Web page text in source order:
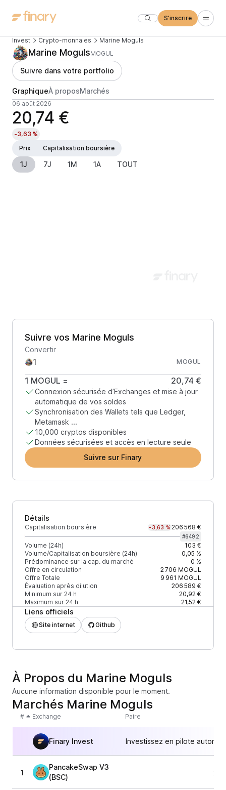
S'inscrire
Invest Crypto-monnaies Marine Moguls
Marine MogulsMOGUL
Suivre dans votre portfolio
GraphiqueÀ proposMarchés
06 août 2026
20,74 €
-3,63 %
Prix
Capitalisation boursière
1J 7J 1M 1A TOUT
Suivre vos Marine Moguls
Convertir
MOGUL
1 MOGUL = 20,74 €
Connexion sécurisée d’Exchanges et mise à jour
automatique de vos soldes
Synchronisation des Wallets tels que Ledger,
Metamask ...
10,000 cryptos disponibles
Données sécurisées et accès en lecture seule
Suivre sur Finary
Détails
Capitalisation boursière -3,63 % 206 568 €
#6492
Volume (24h)
103 €
Volume/Capitalisation boursière (24h)
0,05 %
Prédominance sur la cap. du marché
0 %
Offre en circulation
2 706 MOGUL
Offre Totale
9 961 MOGUL
Évaluation après dilution
206 589 €
Minimum sur 24 h
20,92 €
Maximum sur 24 h
21,52 €
Liens officiels
Site internet Github
À Propos du Marine Moguls
Aucune information disponible pour le moment.
Marchés Marine Moguls
# Exchange Paire
Finary Invest Investissez en pilote
1
PancakeSwap V3
(BSC)